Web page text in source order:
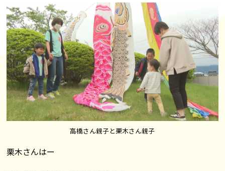
高橋さん親子と栗木さん親子
栗木さんはー